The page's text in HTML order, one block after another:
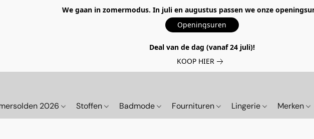
We gaan in zomermodus. In juli en augustus passen we onze
Openingsuren
Deal van de dag (vanaf 24 juli)!
KOOP HIER
2026 Stoffen Badmode Fournituren Lingerie Merken